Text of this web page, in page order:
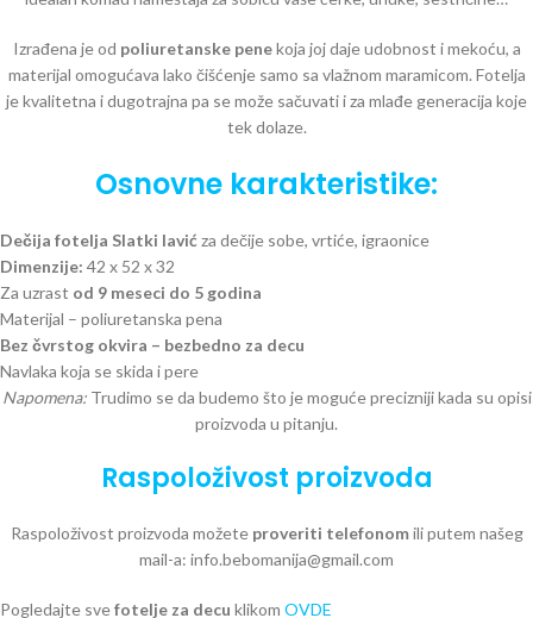
Izrađena je od poliuretanske penekoja joj daje udobnost i mekoću, a
materijal omogućava lako čišćenje samo sa vlažnom maramicom. Fotelja
je kvalitetna i dugotrajna pa se može sačuvati i za mlađe generacija koje
tek dolaze.
Osnovne karakteristike:
Dečija fotelja Slatki lavićza dečije sobe, vrtiće, igraonice
Dimenzije: 42 x 52 x 32
Za uzrast od 9 meseci do 5 godina
Materijal – poliuretanska pena
Bez čvrstog okvira – bezbedno za decu
Navlaka koja se skida i pere
Napomena:Trudimo se da budemo što je moguće precizniji kada su opisi
proizvoda u pitanju.
Raspoloživost proizvoda
Raspoloživost proizvoda možete proveriti telefonomili putem našeg
mail-a: info.bebomanija@gmail.com
Pogledajte svefotelje za decu klikom OVDE